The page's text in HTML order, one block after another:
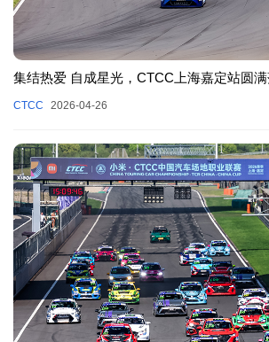
集结热爱 自成星光，CTCC上海嘉定站圆
CTCC 2026-04-26